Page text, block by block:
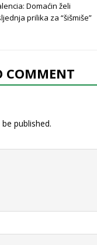
Domaćin želi
prilika za “šišmiše”
COMMENT
published.